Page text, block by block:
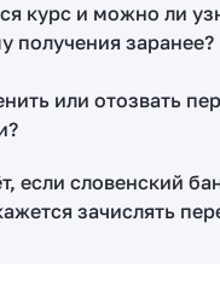
курс и можно ли
получения заранее?
или отозвать
если словенский
зачислять